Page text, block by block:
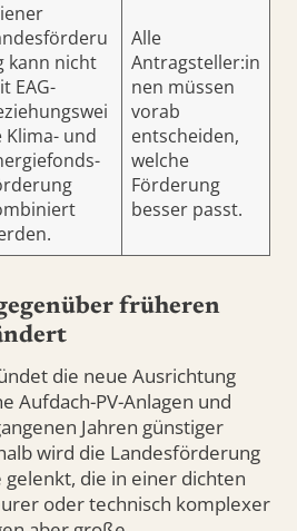
kann nicht
EAG-
Klima- und
Alle
Antragsteller:in
nen müssen
vorab
entscheiden,
welche
Förderung
besser passt.
früheren
die neue Ausrichtung
Aufdach-PV-Anlagen und
Jahren günstiger
wird die Landesförderung
die in einer dichten
oder technisch komplexer